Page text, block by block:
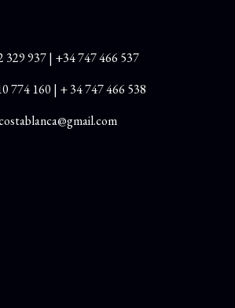
329 937| +34 747 466 537
774 160 | + 34 747 466 538